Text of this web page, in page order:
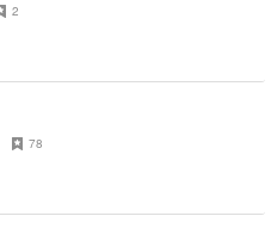
2
78